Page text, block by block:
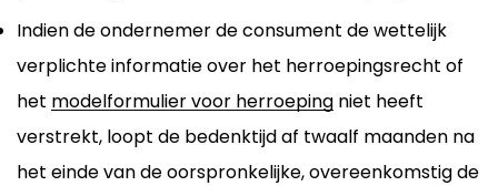
Indien de ondernemer de consument de wettelijk
verplichte informatie over het herroepingsrecht of
het modelformulier voor herroeping niet heeft
verstrekt, loopt de bedenktijd af twaalf maanden na
het einde van de oorspronkelijke, overeenkomstig de